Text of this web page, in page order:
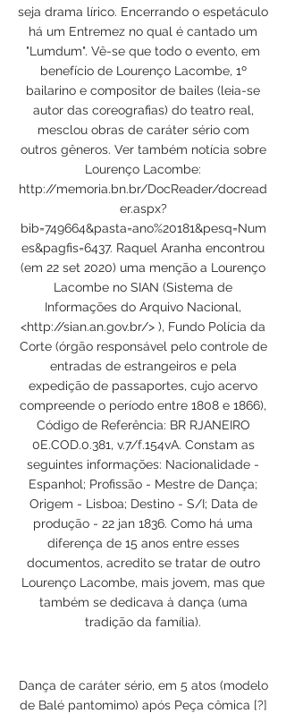
seja drama lírico. Encerrando o espetáculo
há um Entremez no qual é cantado um
"Lumdum". Vê-se que todo o evento, em
benefício de Lourenço Lacombe, 1º
bailarino e compositor de bailes (leia-se
autor das coreografias) do teatro real,
mesclou obras de caráter sério com
outros gêneros. Ver também notícia sobre
Lourenço Lacombe:
http://memoria.bn.br/DocReader/docread
er.aspx?
bib=749664&pasta=ano%20181&pesq=Num
es&pagfis=6437. Raquel Aranha encontrou
(em 22 set 2020) uma menção a Lourenço
Lacombe no SIAN (Sistema de
Informações do Arquivo Nacional,
<http://sian.an.gov.br/> ), Fundo Polícia da
Corte (órgão responsável pelo controle de
entradas de estrangeiros e pela
expedição de passaportes, cujo acervo
compreende o período entre 1808 e 1866),
Código de Referência: BR RJANEIRO
0E.COD.0.381, v.7/f.154vA. Constam as
seguintes informações: Nacionalidade -
Espanhol; Profissão - Mestre de Dança;
Origem - Lisboa; Destino - S/I; Data de
produção - 22 jan 1836. Como há uma
diferença de 15 anos entre esses
documentos, acredito se tratar de outro
Lourenço Lacombe, mais jovem, mas que
também se dedicava à dança (uma
tradição da família).
Dança de caráter sério, em 5 atos (modelo
de Balé pantomimo) após Peça cômica [?]